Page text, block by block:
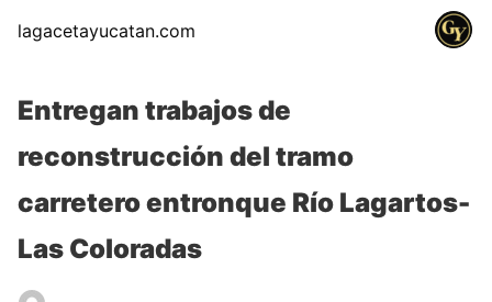
lagacetayucatan.com
Entregan trabajos de
reconstrucción del tramo
carretero entronque Río Lagartos-
Las Coloradas